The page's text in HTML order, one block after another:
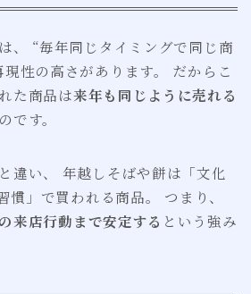
、 “毎年同じタイミングで同じ商
性の高さがあります。 だからこ
た商品は来年も同じように売れる
のです。
違い、 年越しそばや餅は「文化
」で買われる商品。 つまり、
来店行動まで安定する という強み